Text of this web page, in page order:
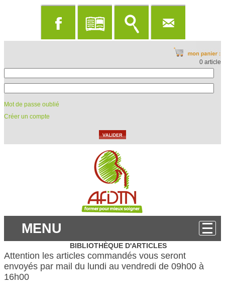
0 article
Mot de passe oublié
Créer un compte
MENU
BIBLIOTHÈQUE D'ARTICLES
Attention les articles commandés vous seront
envoyés par mail du lundi au vendredi de 09h00 à
16h00